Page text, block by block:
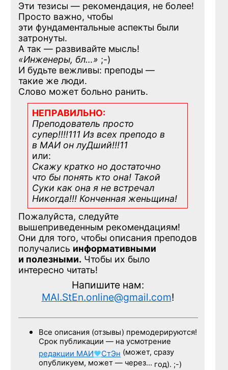
Эти тезисы — рекомендация, не более!
Просто важно, чтобы
эти фундаментальные аспекты были
затронуты.
А так — развивайте мысль!
«Инженеры, бл…» ;-)
И будьте вежливы: преподы —
такие же люди.
Слово может больно ранить.
НЕПРАВИЛЬНО:
Преподователь просто
супер!!!!111 Из всех преподо в
в МАИ он луДший!!!11
или:
Скажу кратко но достаточно
что бы понять кто она! Такой
Суки как она я не встречал
Никогда!!! Конченная женьщина!
Пожалуйста, следуйте
вышеприведенным рекомендациям!
Они для того, чтобы описания преподов
получались информативными
и полезными. Чтобы их было
интересно читать!
Напишите нам:
MAI.StEn.online@gmail.com!
Все описания (отзывы) премодерируются!
Срок публикации — на усмотрение
редакции МАИ♥СтЭн (может, сразу
опубликуем, может — через… год). ;-)